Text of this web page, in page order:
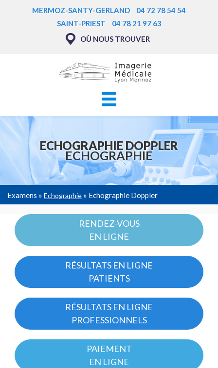
Aller
au
MERMOZ-SANTY-GERLAND
04 72 78 54 54
SAINT-PRIEST
04 78 21 97 63
OÙ NOUS TROUVER
ECHOGRAPHIE DOPPLER
ECHOGRAPHIE
FIL
D'ARIANE
Examens Echographie Echographie Doppler
RENDEZ-VOUS
EN LIGNE
RÉSULTATS EN LIGNE
PATIENTS
RÉSULTATS EN LIGNE
PROFESSIONNELS
PAIEMENT
EN LIGNE